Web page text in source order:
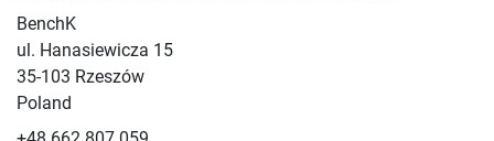
BenchK
ul. Hanasiewicza 15
35-103 Rzeszów
Poland